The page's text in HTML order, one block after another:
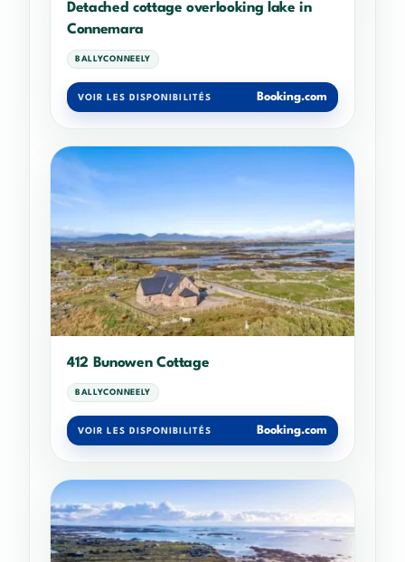
Detached cottage overlooking lake in
Connemara
BALLYCONNEELY
VOIR LES DISPONIBILITÉS Booking.com
412 Bunowen Cottage
BALLYCONNEELY
VOIR LES DISPONIBILITÉS Booking.com